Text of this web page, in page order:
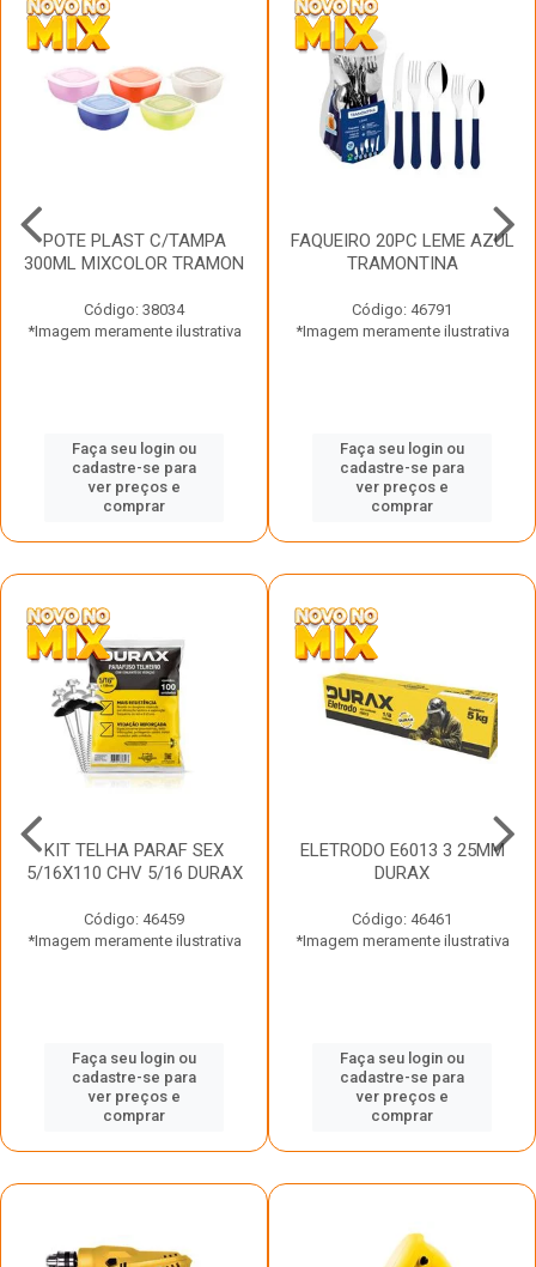
POTE PLAST C/TAMPA
300ML MIXCOLOR TRAMON
Código: 38034
*Imagem meramente ilustrativa
Faça seu login ou
cadastre-se para
ver preços e
comprar
FAQUEIRO 20PC LEME AZUL
TRAMONTINA
Código: 46791
*Imagem meramente ilustrativa
Faça seu login ou
cadastre-se para
ver preços e
comprar
KIT TELHA PARAF SEX
5/16X110 CHV 5/16 DURAX
Código: 46459
*Imagem meramente ilustrativa
Faça seu login ou
cadastre-se para
ver preços e
comprar
ELETRODO E6013 3 25MM
DURAX
Código: 46461
*Imagem meramente ilustrativa
Faça seu login ou
cadastre-se para
ver preços e
comprar